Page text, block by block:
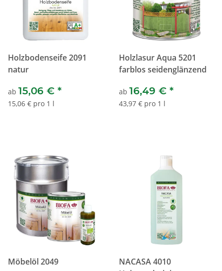
Holzbodenseife 2091
natur
ab 15,06 € *
15,06 € pro 1 l
Holzlasur Aqua 5201
farblos seidenglänzend
ab 16,49 € *
43,97 € pro 1 l
Möbelöl 2049
NACASA 4010